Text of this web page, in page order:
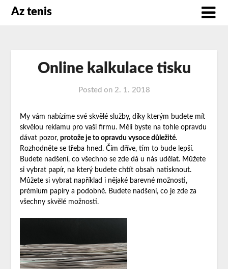
Az tenis
Online kalkulace tisku
Posted on 2. 1. 2018
My vám nabízíme své skvělé služby, díky kterým budete mít
skvělou reklamu pro vaši firmu. Měli byste na tohle opravdu
dávat pozor, protože je to opravdu vysoce důležité.
Rozhodněte se třeba hned. Čím dříve, tím to bude lepší.
Budete nadšení, co všechno se zde dá u nás udělat. Můžete
si vybrat papír, na který budete chtít obsah natisknout.
Můžete si vybrat například i nějaké barevné možnosti,
prémium papíry a podobně. Budete nadšení, co je zde za
všechny skvělé možnosti.